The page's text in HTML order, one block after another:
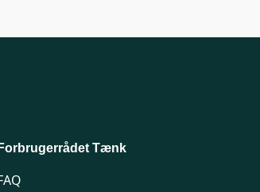
Forbrugerrådet Tænk